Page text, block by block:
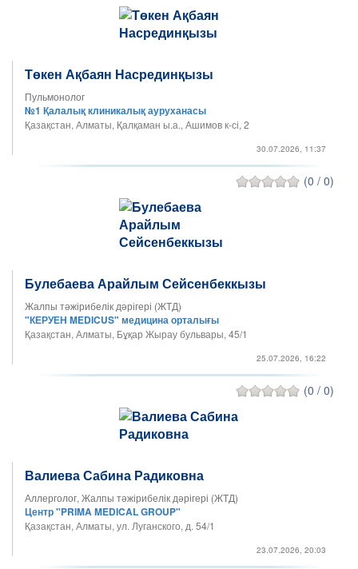
Төкен Ақбаян Насрединқызы
Пульмонолог
№1 Қалалық клиникалық ауруханасы
Қазақстан, Алматы, Қалқаман ы.а., Ашимов к-сі, 2
30.07.2026, 11:37
(0 / 0)
Булебаева Арайлым Сейсенбеккызы
Жалпы тәжірибелік дәрігері (ЖТД)
"КЕРУЕН MEDICUS" медицина орталығы
Қазақстан, Алматы, Бұқар Жырау бульвары, 45/1
25.07.2026, 16:22
(0 / 0)
Валиева Сабина Радиковна
Аллерголог, Жалпы тәжірибелік дәрігері (ЖТД)
Центр "PRIMA MEDICAL GROUP"
Қазақстан, Алматы, ул. Луганского, д. 54/1
23.07.2026, 20:03